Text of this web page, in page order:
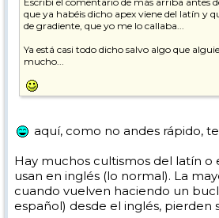
que ya habéis dicho apex viene del latín y
de gradiente, que yo me lo callaba...
Ya está casi todo dicho salvo algo que
mucho...
aquí, como no andes rápido,
Hay muchos cultismos del latín o
usan en inglés (lo normal). La
cuando vuelven haciendo un
español) desde el inglés, pierden